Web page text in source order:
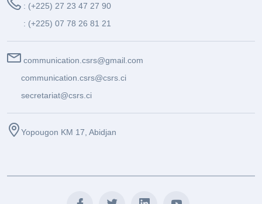
: (+225) 27 23 47 27 90
: (+225) 07 78 26 81 21
communication.csrs@gmail.com
communication.csrs@csrs.ci
secretariat@csrs.ci
Yopougon KM 17, Abidjan